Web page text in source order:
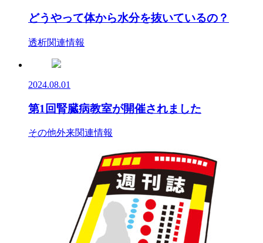
どうやって体から水分を抜いているの？
透析関連情報
2024.08.01
第1回腎臓病教室が開催されました
その他外来関連情報